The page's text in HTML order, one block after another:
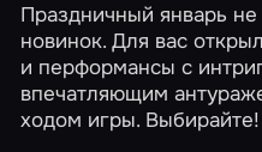
Праздничный январь
новинок. Для вас
и перформансы с
впечатляющим
ходом игры. Выбирайте!